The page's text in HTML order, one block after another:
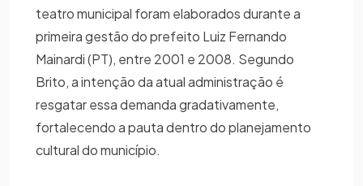
teatro municipal foram elaborados durante a
primeira gestão do prefeito Luiz Fernando
Mainardi (PT), entre 2001 e 2008. Segundo
Brito, a intenção da atual administração é
resgatar essa demanda gradativamente,
fortalecendo a pauta dentro do planejamento
cultural do município.